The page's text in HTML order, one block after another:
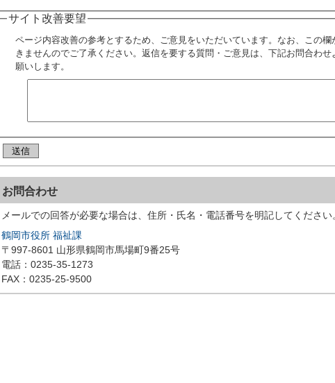
サイト改善要望
ページ内容改善の参考とするため、ご意見をいただいています。なお、この
きませんのでご了承ください。返信を要する質問・ご意見は、下記お問合わ
願いします。
お問合わせ
メールでの回答が必要な場合は、住所・氏名・電話番号を明記してください
鶴岡市役所 福祉課
〒997-8601 山形県鶴岡市馬場町9番25号
電話：0235-35-1273
FAX：0235-25-9500